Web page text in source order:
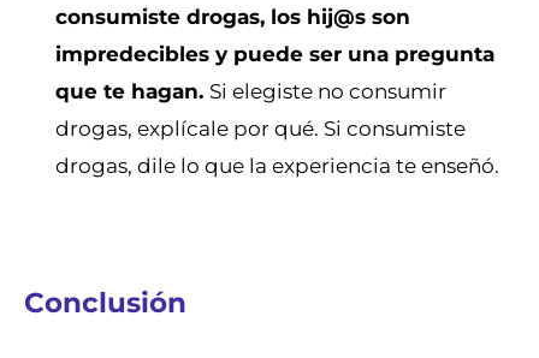
consumiste drogas, los hij@s son
impredecibles y puede ser una pregunta
que te hagan. Si elegiste no consumir
drogas, explícale por qué. Si consumiste
drogas, dile lo que la experiencia te enseñó.
Conclusión